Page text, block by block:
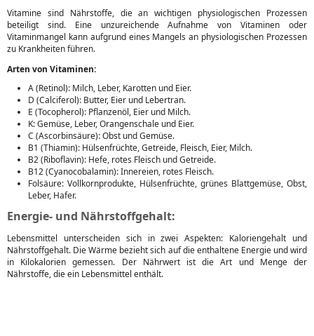
Vitamine sind Nährstoffe, die an wichtigen physiologischen Prozessen
beteiligt sind. Eine unzureichende Aufnahme von Vitaminen oder
Vitaminmangel kann aufgrund eines Mangels an physiologischen Prozessen
zu Krankheiten führen.
Arten von Vitaminen:
A (Retinol): Milch, Leber, Karotten und Eier.
D (Calciferol): Butter, Eier und Lebertran.
E (Tocopherol): Pflanzenöl, Eier und Milch.
K: Gemüse, Leber, Orangenschale und Eier.
C (Ascorbinsäure): Obst und Gemüse.
B1 (Thiamin): Hülsenfrüchte, Getreide, Fleisch, Eier, Milch.
B2 (Riboflavin): Hefe, rotes Fleisch und Getreide.
B12 (Cyanocobalamin): Innereien, rotes Fleisch.
Folsäure: Vollkornprodukte, Hülsenfrüchte, grünes Blattgemüse, Obst,
Leber, Hafer.
Energie- und Nährstoffgehalt:
Lebensmittel unterscheiden sich in zwei Aspekten: Kaloriengehalt und
Nährstoffgehalt. Die Wärme bezieht sich auf die enthaltene Energie und wird
in Kilokalorien gemessen. Der Nährwert ist die Art und Menge der
Nährstoffe, die ein Lebensmittel enthält.